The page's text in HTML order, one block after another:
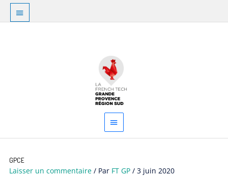
Aller
contenu
Au
dessus
principal
GPCE
Laisser un commentaire / Par FT GP/3 juin 2020